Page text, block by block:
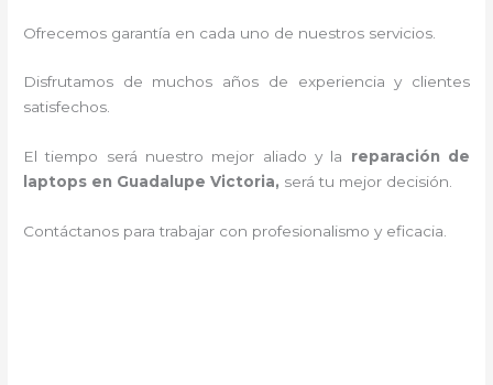
Ofrecemos garantía en cada uno de nuestros servicios.
Disfrutamos de muchos años de experiencia y clientes
satisfechos.
El tiempo será nuestro mejor aliado y la reparación de
laptops en Guadalupe Victoria, será tu mejor decisión.
Contáctanos para trabajar con profesionalismo y eficacia.